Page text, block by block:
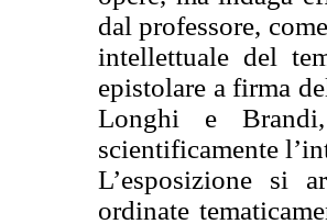
dal professore,
intellettuale del
epistolare a firma
Longhi e
scientificamente
L’esposizione si
ordinate